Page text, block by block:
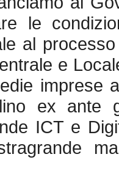
le
al
e
imprese
ex ante
ICT e